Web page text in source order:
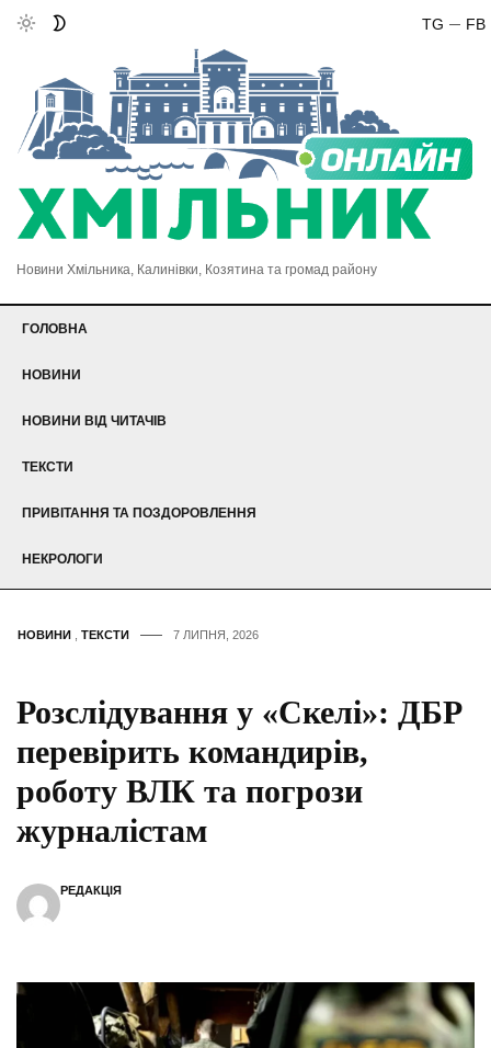
FB
TG
Новини Хмільника, Калинівки, Козятина та громад району
ГОЛОВНА
НОВИНИ
НОВИНИ ВІД ЧИТАЧІВ
ТЕКСТИ
ПРИВІТАННЯ ТА ПОЗДОРОВЛЕННЯ
НЕКРОЛОГИ
НОВИНИ ТЕКСТИ 7 ЛИПНЯ, 2026
Розслідування у «Скелі»: ДБР
перевірить командирів,
роботу ВЛК та погрози
журналістам
РЕДАКЦІЯ